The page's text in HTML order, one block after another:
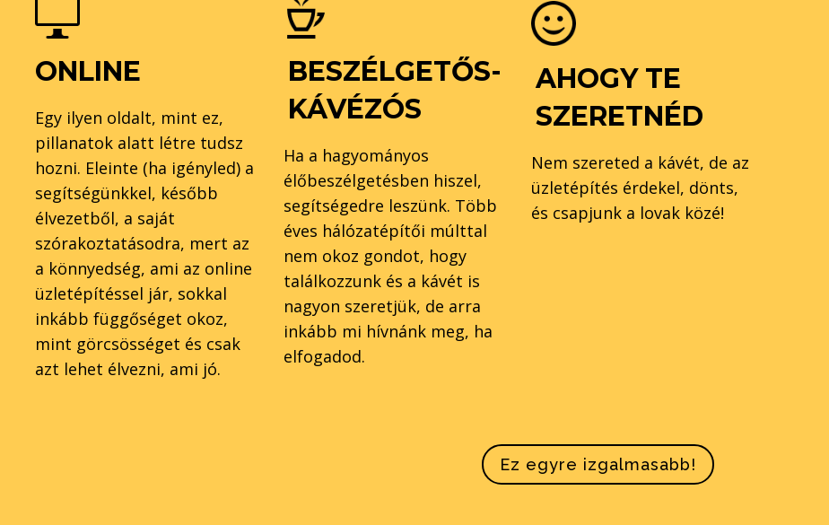
ONLINE
Egy ilyen oldalt, mint ez,
pillanatok alatt létre tudsz
hozni. Eleinte (ha igényled) a
segítségünkkel, később
élvezetből, a saját
szórakoztatásodra, mert az
a könnyedség, ami az online
üzletépítéssel jár, sokkal
inkább függőséget okoz,
mint görcsösséget és csak
azt lehet élvezni, ami jó.
BESZÉLGETŐS-
KÁVÉZÓS
Ha a hagyományos
élőbeszélgetésben hiszel,
segítségedre leszünk. Több
éves hálózatépítői múlttal
nem okoz gondot, hogy
találkozzunk és a kávét is
nagyon szeretjük, de arra
inkább mi hívnánk meg, ha
elfogadod.
AHOGY TE
SZERETNÉD
Nem szereted a kávét, de az
üzletépítés érdekel, dönts,
és csapjunk a lovak közé!
Ez egyre izgalmasabb!